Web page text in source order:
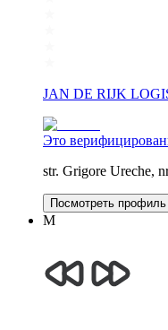
JAN DE RIJK
Это
str. Grigore Ureche,
Посмотреть профиль
M